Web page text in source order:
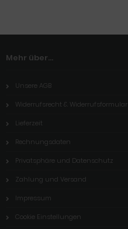
Mehr über...
Unsere AGB
Widerrufsrecht & Widerrufsformular
Lieferzeit
Rechnungsdaten
Privatsphäre und Datenschutz
Zahlung und Versand
Impressum
Cookie Einstellungen